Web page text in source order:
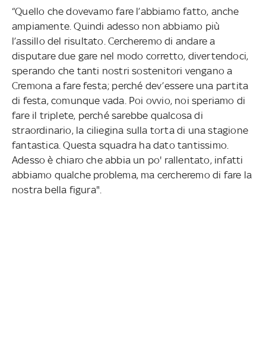
“Quello che dovevamo fare l’abbiamo fatto, anche
ampiamente. Quindi adesso non abbiamo più
l’assillo del risultato. Cercheremo di andare a
disputare due gare nel modo corretto, divertendoci,
sperando che tanti nostri sostenitori vengano a
Cremona a fare festa; perché dev’essere una partita
di festa, comunque vada. Poi ovvio, noi speriamo di
fare il triplete, perché sarebbe qualcosa di
straordinario, la ciliegina sulla torta di una stagione
fantastica. Questa squadra ha dato tantissimo.
Adesso è chiaro che abbia un po' rallentato, infatti
abbiamo qualche problema, ma cercheremo di fare la
nostra bella figura".